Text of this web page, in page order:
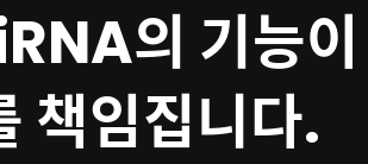
의 기능이
책임집니다.